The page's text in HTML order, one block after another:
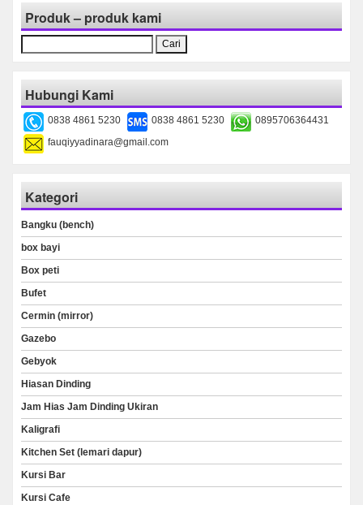
Produk – produk kami
untuk:
Hubungi Kami
0838 4861 5230 0838 4861 5230
0895706364431
fauqiyyadinara@gmail.com
Kategori
Bangku (bench)
box bayi
Box peti
Bufet
Cermin (mirror)
Gazebo
Gebyok
Hiasan Dinding
Jam Hias Jam Dinding Ukiran
Kaligrafi
Kitchen Set (lemari dapur)
Kursi Bar
Kursi Cafe